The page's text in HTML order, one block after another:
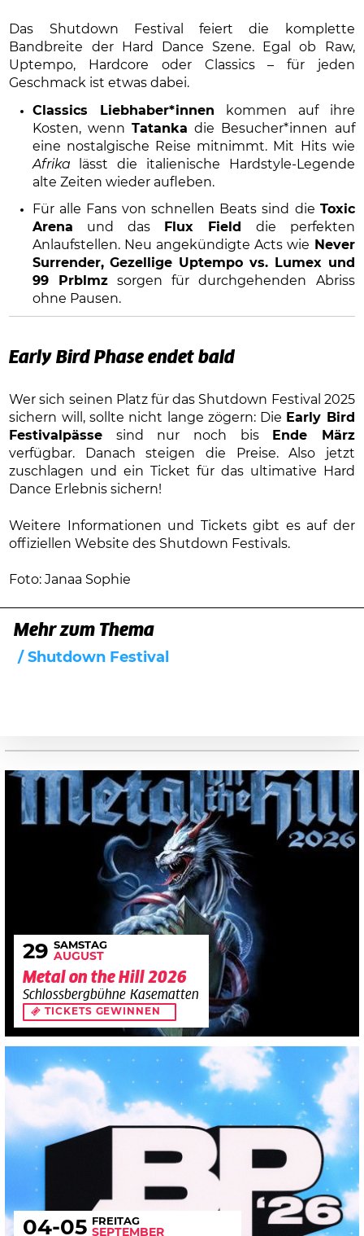
Das Shutdown Festival feiert die komplette
Bandbreite der Hard Dance Szene. Egal ob Raw,
Uptempo, Hardcore oder Classics – für jeden
Geschmack ist etwas dabei.
Classics Liebhaber*innen kommen auf ihre
Kosten, wennTatanka die Besucher*innen auf
eine nostalgische Reise mitnimmt. Mit Hits wie
Afrika lässt die italienische Hardstyle-Legende
alte Zeiten wieder aufleben.
Für alle Fans von schnellen Beats sind die Toxic
Arena und das Flux Field
die perfekten
Anlaufstellen. Neu angekündigte Acts wie
Never
Surrender, Gezellige Uptempo vs. Lumex und
99 Prblmzsorgen für durchgehenden Abriss
ohne Pausen.
Early Bird Phase endet bald
Wer sich seinen Platz für das Shutdown Festival 2025
sichern will, sollte nicht lange zögern: Die
Early Bird
Festivalpässe sind nur noch bis
Ende März
verfügbar. Danach steigen die Preise. Also jetzt
zuschlagen und ein Ticket für das ultimative Hard
Dance Erlebnis sichern!
Weitere Informationen und Tickets gibt es auf der
offiziellen Website des Shutdown Festivals.
Foto: Janaa Sophie
Mehr zum Thema
Shutdown Festival
29 SAMSTAG
AUGUST
Metal on the Hill 2026
Schlossbergbühne Kasematten
TICKETS GEWINNEN
04-05 FREITAG
SEPTEMBER